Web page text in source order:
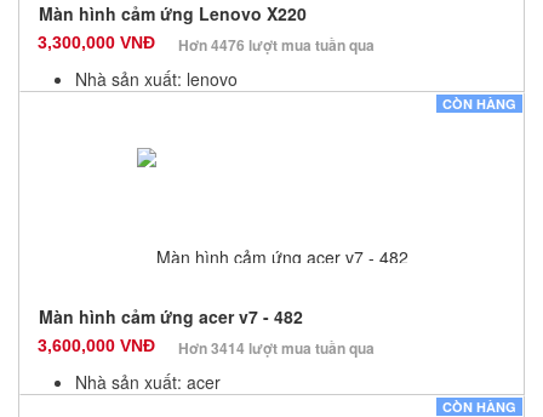
Màn hình cảm ứng Lenovo X220
3,300,000 VNĐ Hơn 4476 lượt mua tuần qua
Nhà sản xuất: lenovo
Số lượng: 20
CÒN HÀNG
Màn hình cảm ứng acer v7 - 482
3,600,000 VNĐ Hơn 3414 lượt mua tuần qua
Nhà sản xuất: acer
CÒN HÀNG